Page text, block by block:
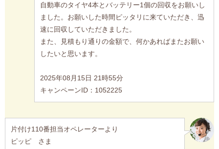
自動車のタイヤ4本とバッテリー1個の回収をお願いし
ました。お願いした時間ピッタリに来ていただき、迅
速に回収していただきました。
また、見積もり通りの金額で、何かあればまたお願い
したいと思います。
2025年08月15日 21時55分
キャンペーンID：1052225
片付け110番担当オペレーターより
ピッピ さま